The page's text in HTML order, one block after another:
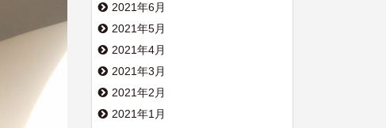
2021年6月
2021年5月
2021年4月
2021年3月
2021年2月
2021年1月